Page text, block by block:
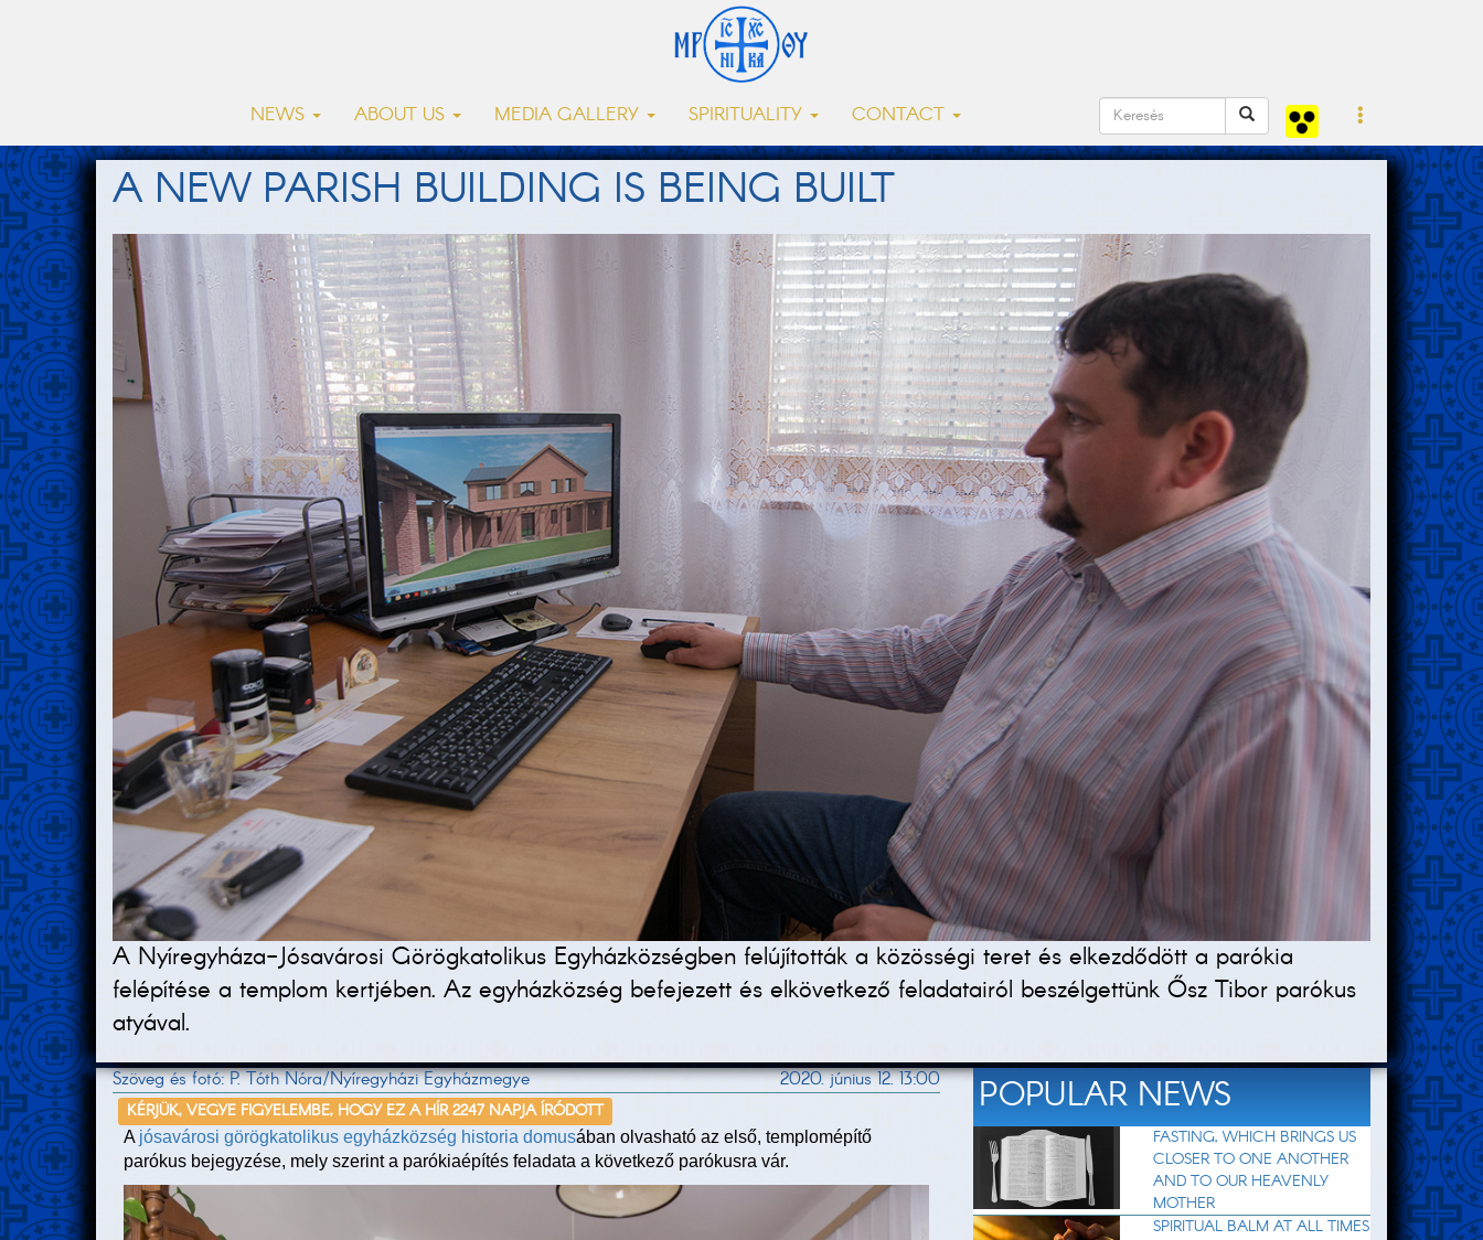
NEWS ABOUT US MEDIA GALLERY SPIRITUALITY CONTACT
A NEW PARISH BUILDING IS BEING BUILT
A Nyíregyháza-Jósavárosi Görögkatolikus Egyházközségben felújították a közösségi teret és elkezdődött a parókia
felépítése a templom kertjében. Az egyházközség befejezett és elkövetkező feladatairól beszélgettünk Ősz Tibor parókus
atyával.
Szöveg és fotó: P. Tóth Nóra/Nyíregyházi Egyházmegye 2020. június 12. 13:00
KÉRJÜK, VEGYE FIGYELEMBE, HOGY EZ A HÍR 2247 NAPJA ÍRÓDOTT
A jósavárosi görögkatolikus egyházközség historia domusában olvasható az első, templomépítő
parókus bejegyzése, mely szerint a parókiaépítés feladata a következő parókusra vár.
POPULAR NEWS
FASTING, WHICH BRINGS US
CLOSER TO ONE ANOTHER
AND TO OUR HEAVENLY
MOTHER
SPIRITUAL BALM AT ALL TIMES